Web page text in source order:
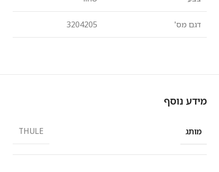
דגם מס' 3204205
מידע נוסף
מותג THULE